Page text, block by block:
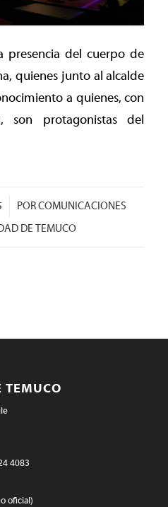
presencia del cuerpo de
quienes junto al alcalde
a quienes, con
son protagonistas del
PORCOMUNICACIONES
DE TEMUCO
TEMUCO
4083
oficial)